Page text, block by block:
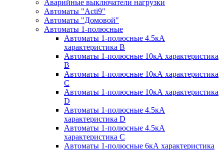
Аварийные выключатели нагрузки
Автоматы "Acti9"
Автоматы "Домовой"
Автоматы 1-полюсные
Автоматы 1-полюсные 4.5кА
характеристика В
Автоматы 1-полюсные 10кА характеристика
B
Автоматы 1-полюсные 10кА характеристика
C
Автоматы 1-полюсные 10кА характеристика
D
Автоматы 1-полюсные 4.5кА
характеристика D
Автоматы 1-полюсные 4.5кА
характеристика С
Автоматы 1-полюсные 6кА характеристика